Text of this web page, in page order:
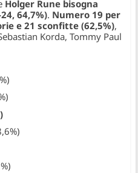
Holger Rune bisogna
64,7%). Numero 19 per
e 21 sconfitte (62,5%),
Korda, Tommy Paul